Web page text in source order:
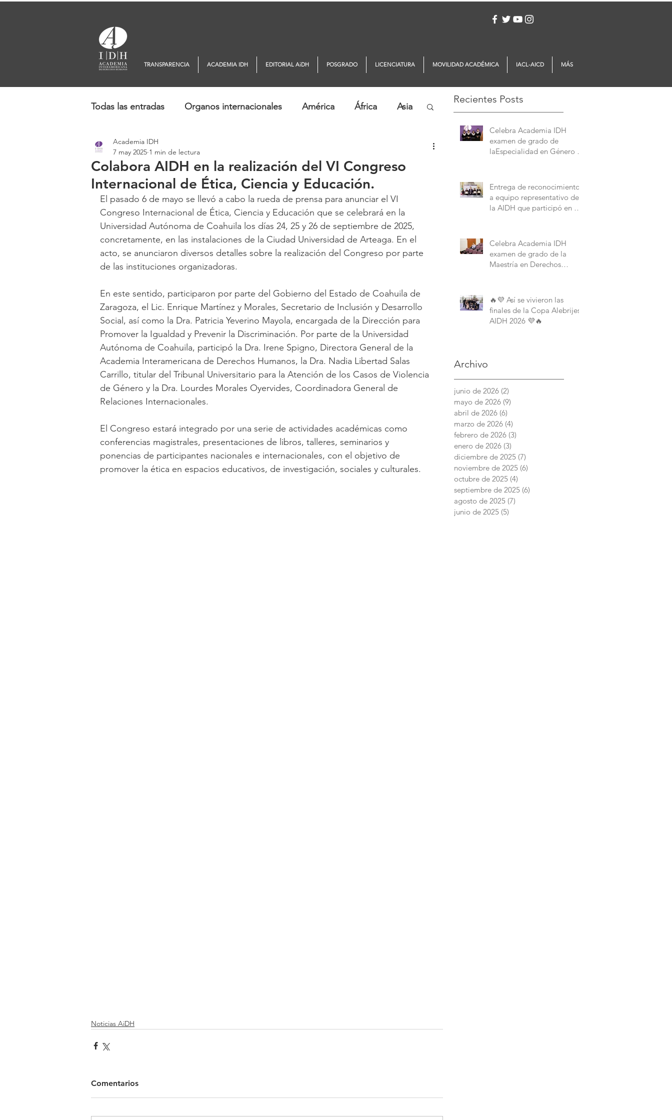
Todas las entradas Organos internacionales América África Asia
Europa Oceanía
Colabora AIDH en la realización del VI Congreso
Internacional de Ética, Ciencia y Educación.
Academia IDH
7 may 2025 1 min de lectura
El pasado 6 de mayo se llevó a cabo la rueda de prensa para anunciar el VI
Congreso Internacional de Ética, Ciencia y Educación que se celebrará en la
Universidad Autónoma de Coahuila los días 24, 25 y 26 de septiembre de 2025,
concretamente, en las instalaciones de la Ciudad Universidad de Arteaga. En el
acto, se anunciaron diversos detalles sobre la realización del Congreso por parte
de las instituciones organizadoras.
En este sentido, participaron por parte del Gobierno del Estado de Coahuila de
Zaragoza, el Lic. Enrique Martínez y Morales, Secretario de Inclusión y Desarrollo
Social, así como la Dra. Patricia Yeverino Mayola, encargada de la Dirección para
Promover la Igualdad y Prevenir la Discriminación. Por parte de la Universidad
Autónoma de Coahuila, participó la Dra. Irene Spigno, Directora General de la
Academia Interamericana de Derechos Humanos, la Dra. Nadia Libertad Salas
Carrillo, titular del Tribunal Universitario para la Atención de los Casos de Violencia
de Género y la Dra. Lourdes Morales Oyervides, Coordinadora General de
Relaciones Internacionales.
El Congreso estará integrado por una serie de actividades académicas como
conferencias magistrales, presentaciones de libros, talleres, seminarios y
ponencias de participantes nacionales e internacionales, con el objetivo de
promover la ética en espacios educativos, de investigación, sociales y culturales.
Noticias AiDH
Comentarios
Recientes Posts
Celebra Academia IDH
examen de grado de
laEspecialidad en Género y
Entrega de reconocimientos
a equipo representativo de
la AIDH que participó en el
American University.
Celebra Academia IDH
examen de grado de la
Maestría en Derechos
🔥💜 Así se vivieron las
finales de la Copa Alebrijes
AIDH 2026 💜🔥
Archivo
junio de 2026 (2)
mayo de 2026 (9)
abril de 2026 (6)
marzo de 2026 (4)
febrero de 2026 (3)
enero de 2026 (3)
diciembre de 2025 (7)
noviembre de 2025 (6)
octubre de 2025 (4)
septiembre de 2025 (6)
agosto de 2025 (7)
junio de 2025 (5)
TRANSPARENCIA ACADEMIA IDH EDITORIAL AiDH POSGRADO LICENCIATURA MOVILIDAD ACADÉMICA IACL-AICD MÁS